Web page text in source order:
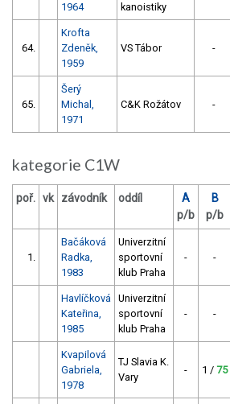
1964
kanoistiky
64.
Krofta
Zdeněk,
1959
VS Tábor -
65.
Šerý
Michal,
1971
C&K Rožátov -
kategorie C1W
poř. vk závodník oddíl
A
p/b
B
p/b
1.
Bačáková
Radka,
1983
Univerzitní
sportovní
klub Praha
- -
Havlíčková
Kateřina,
1985
Univerzitní
sportovní
klub Praha
- -
Kvapilová
Gabriela,
1978
TJ Slavia K.
Vary
- 1 / 75